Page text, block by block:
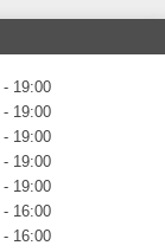
19:00
19:00
19:00
19:00
19:00
16:00
16:00